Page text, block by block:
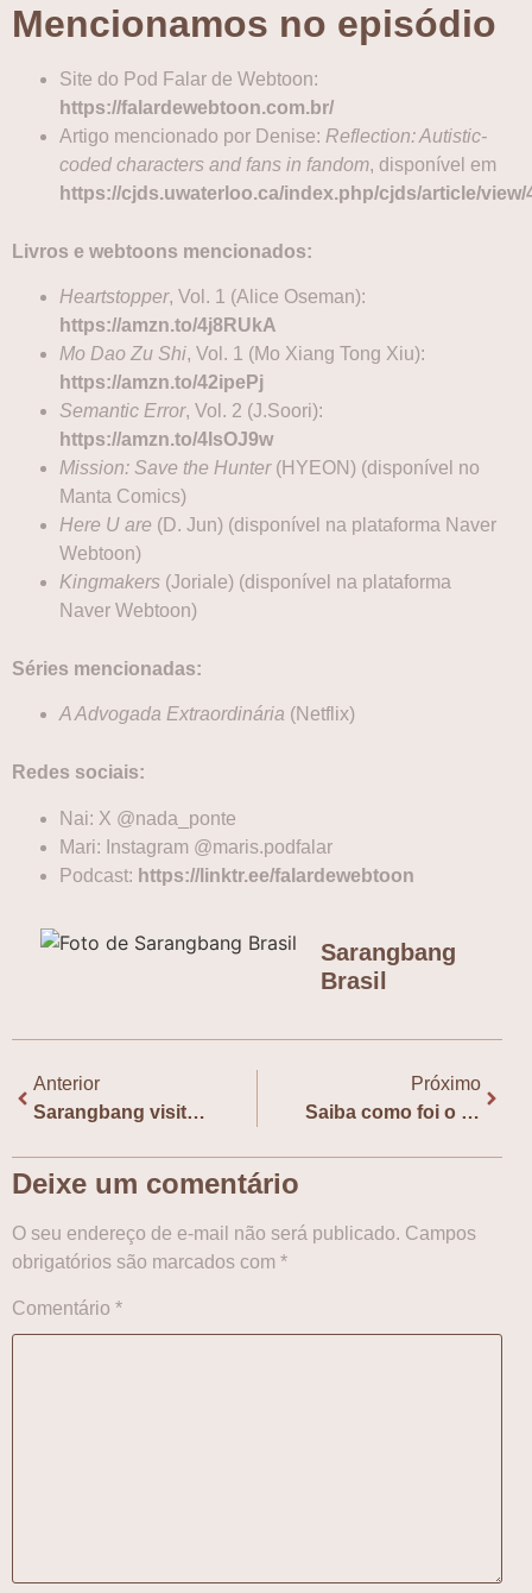
Mencionamos no episódio
Site do Pod Falar de Webtoon:
https://falardewebtoon.com.br/
Artigo mencionado por Denise: Reflection: Autistic-
coded characters and fans in fandom, disponível em
https://cjds.uwaterloo.ca/index.php/cjds/article/view/
Livros e webtoons mencionados:
Heartstopper, Vol. 1 (Alice Oseman):
https://amzn.to/4j8RUkA
Mo Dao Zu Shi, Vol. 1 (Mo Xiang Tong Xiu):
https://amzn.to/42ipePj
Semantic Error, Vol. 2 (J.Soori):
https://amzn.to/4lsOJ9w
Mission: Save the Hunter(HYEON) (disponível no
Manta Comics)
Here U are (D. Jun) (disponível na plataforma Naver
Webtoon)
Kingmakers (Joriale) (disponível na plataforma
Naver Webtoon)
Séries mencionadas:
A Advogada Extraordinária (Netflix)
Redes sociais:
Nai: X @nada_ponte
Mari: Instagram @maris.podfalar
Podcast: https://linktr.ee/falardewebtoon
Sarangbang
Brasil
Anterior
Sarangbang visita Pod Falar de Webtoon e fala sobre “Shotgun Boy”
Próximo
Saiba como foi o evento online do CEÁSIA (UFPE) & Sarangbang
Deixe um comentário
O seu endereço de e-mail não será publicado. Campos
obrigatórios são marcados com *
Comentário *